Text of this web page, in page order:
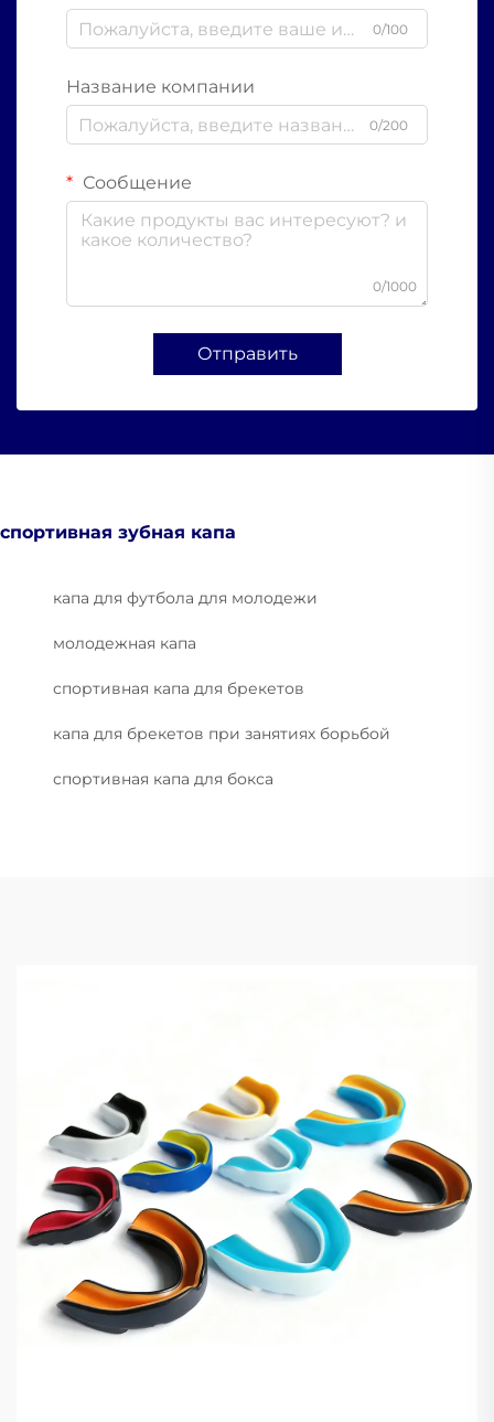
0/100
Название компании
0/200
Сообщение
0/1000
Отправить
спортивная зубная капа
капа для футбола для молодежи
молодежная капа
спортивная капа для брекетов
капа для брекетов при занятиях борьбой
спортивная капа для бокса